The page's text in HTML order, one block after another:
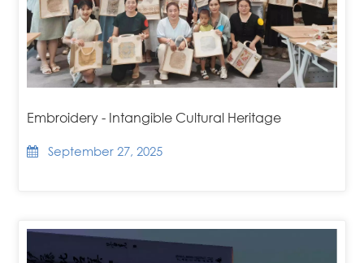
Embroidery - Intangible Cultural Heritage
September 27, 2025